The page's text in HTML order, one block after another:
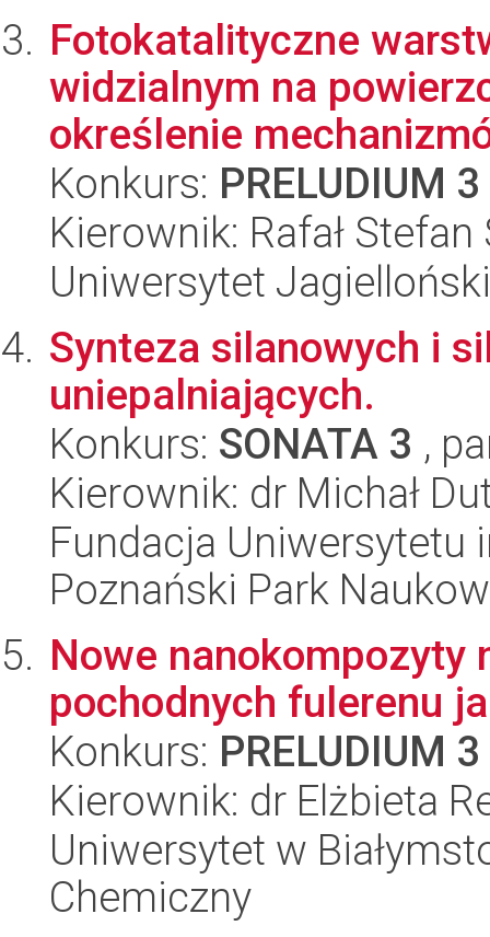
Fotokatalityczne
widzialnym na
określenie
Konkurs: PRELUDIUM 3
Kierownik: Rafał
Uniwersytet
Synteza silanowych i
uniepalniających.
Konkurs: SONATA 3 ,
Kierownik: dr Michał
Fundacja Uniwersytetu
Poznański Park
Nowe nanokompozyty
pochodnych fulerenu
Konkurs: PRELUDIUM 3
Kierownik: dr Elżbieta
Uniwersytet w
Chemiczny